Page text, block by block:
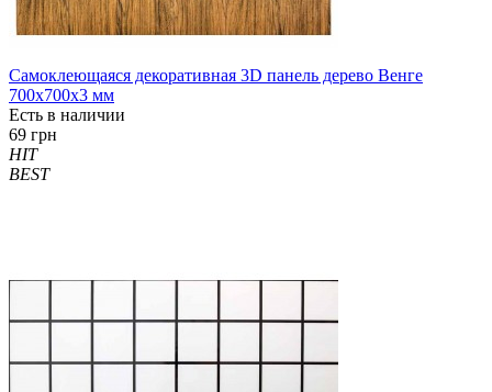
Самоклеющаяся декоративная 3D панель дерево Венге
700x700x3 мм
Есть в наличии
69 грн
HIT
BEST